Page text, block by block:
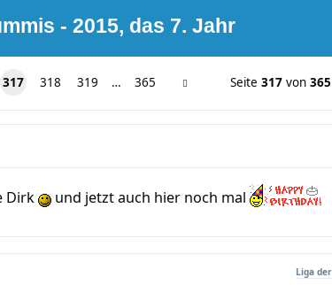
- 2015, das 7. Jahr
317 318 319 … 365 Seite 317 von 365
Dirk und jetzt auch hier noch mal
Liga